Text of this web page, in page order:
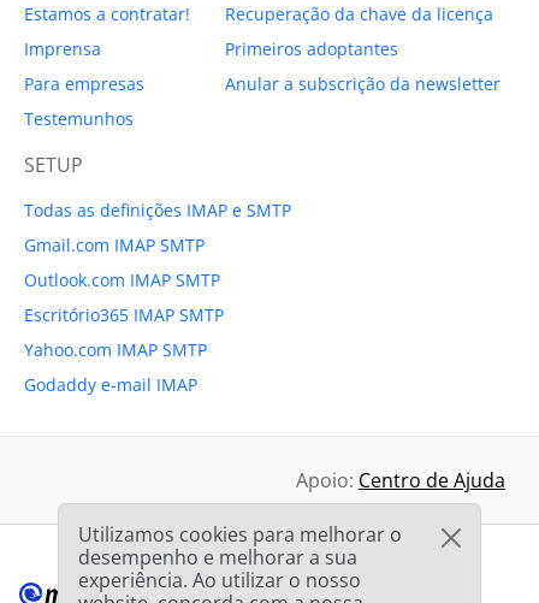
Estamos a contratar!
Imprensa
Para empresas
Testemunhos
Recuperação da chave da licença
Primeiros adoptantes
Anular a subscrição da newsletter
SETUP
Todas as definições IMAP e SMTP
Gmail.com IMAP SMTP
Outlook.com IMAP SMTP
Escritório365 IMAP SMTP
Yahoo.com IMAP SMTP
Godaddy e-mail IMAP
Apoio: Centro de Ajuda
Utilizamos cookies para melhorar o
desempenho e melhorar a sua
experiência. Ao utilizar o nosso